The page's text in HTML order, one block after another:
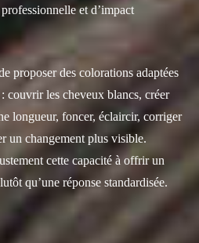
et d’impact
proposer des colorations adaptées
couvrir les cheveux blancs, créer
longueur, foncer, éclaircir, corriger
un changement plus visible.
cette capacité à offrir un
qu’une réponse standardisée.